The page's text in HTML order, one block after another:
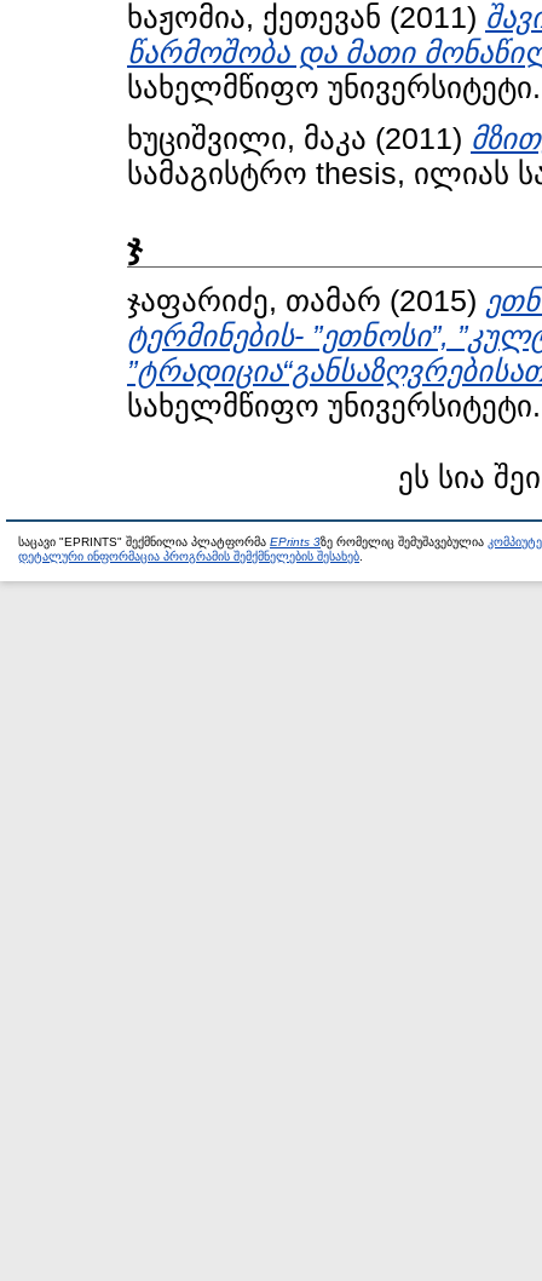
ხაჟომია, ქეთევან (2011)
წარმოშობა და მათი
სახელმწიფო უნივერსიტეტი.
ხუციშვილი, მაკა (2011)
სამაგისტრო thesis, ილიას
ჯ
ჯაფარიძე, თამარ (2015)
ტერმინების- ”ეთნოსი”,
სახელმწიფო უნივერსიტეტი.
ეს სია
საცავი "EPRINTS" შექმნილია პლატფორმა EPrints 3ზე რომელიც შემუშავებულია
დეტალური ინფორმაცია პროგრამის შემქმნელების შესახებ